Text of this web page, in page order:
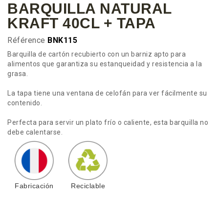
BARQUILLA NATURAL
KRAFT 40CL + TAPA
Référence BNK115
Barquilla de cartón recubierto con un barniz apto para
alimentos que garantiza su estanqueidad y resistencia a la
grasa.
La tapa tiene una ventana de celofán para ver fácilmente su
contenido.
Perfecta para servir un plato frío o caliente, esta barquilla no
debe calentarse.
Fabricación Reciclable